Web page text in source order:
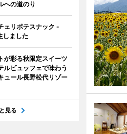
への道のり
リポテスナック -
しました
が彩る秋限定スイーツ
ルビュッフェで味わう
ュール長野松代リゾー
見る